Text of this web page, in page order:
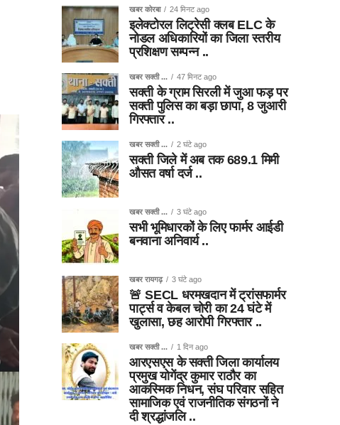
खबर कोरबा 24 मिनट ago
इलेक्टोरल लिट्रेसी क्लब ELC के
नोडल अधिकारियों का जिला स्तरीय
प्रशिक्षण सम्पन्न ..
खबर सक्ती ... 47 मिनट ago
सक्ती के ग्राम सिरली में जुआ फड़ पर
सक्ती पुलिस का बड़ा छापा, 8 जुआरी
गिरफ्तार ..
खबर सक्ती ... 2 घंटे ago
सक्ती जिले में अब तक 689.1 मिमी
औसत वर्षा दर्ज ..
खबर सक्ती ... 3 घंटे ago
सभी भूमिधारकों के लिए फार्मर आईडी
बनवाना अनिवार्य ..
खबर रायगढ़ 3 घंटे ago
🚨 SECL धरमखदान में ट्रांसफार्मर
पार्ट्स व केबल चोरी का 24 घंटे में
खुलासा, छह आरोपी गिरफ्तार ..
खबर सक्ती ... 1 दिन ago
आरएसएस के सक्ती जिला कार्यालय
प्रमुख योगेंद्र कुमार राठौर का
आकस्मिक निधन, संघ परिवार सहित
सामाजिक एवं राजनीतिक संगठनों ने
दी श्रद्धांजलि ..